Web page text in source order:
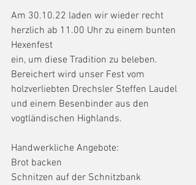
Am 30.10.22 laden wir wieder recht
herzlich ab 11.00 Uhr zu einem bunten
Hexenfest
ein, um diese Tradition zu beleben.
Bereichert wird unser Fest vom
holzverliebten Drechsler Steffen Laudel
und einem Besenbinder aus den
vogtländischen Highlands.
Handwerkliche Angebote:
Brot backen
Schnitzen auf der Schnitzbank